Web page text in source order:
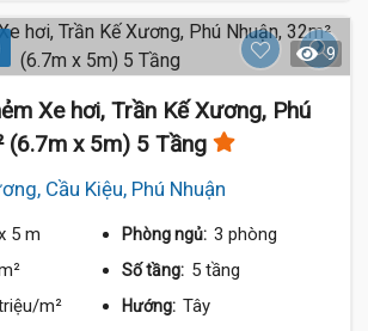
9
Xe hơi, Trần Kế Xương, Phú
(6.7m x 5m) 5 Tầng
Cầu Kiệu, Phú Nhuận
5 m Phòng ngủ: 3 phòng
Số tầng: 5 tầng
m² Hướng: Tây